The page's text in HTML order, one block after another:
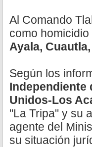
Al Comando
como
Ayala,
Según los
Independiente
Unidos-Los
"La Tripa" y su
agente del
su situación